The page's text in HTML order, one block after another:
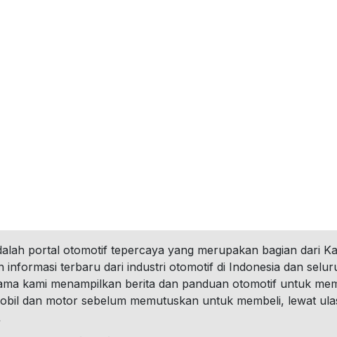
portal otomotif tepercaya yang merupakan bagian dari
informasi terbaru dari industri otomotif di Indonesia dan
kami menampilkan berita dan panduan otomotif untuk
dan motor sebelum memutuskan untuk membeli, lewat